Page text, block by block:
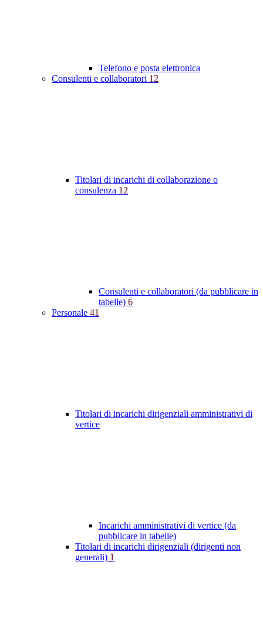
Telefono e posta elettronica
Consulenti e collaboratori 12
Titolari di incarichi di collaborazione o
consulenza 12
Consulenti e collaboratori (da pubblicare in
tabelle) 6
Personale 41
Titolari di incarichi dirigenziali amministrativi di
vertice
Incarichi amministrativi di vertice (da
pubblicare in tabelle)
Titolari di incarichi dirigenziali (dirigenti non
generali) 1